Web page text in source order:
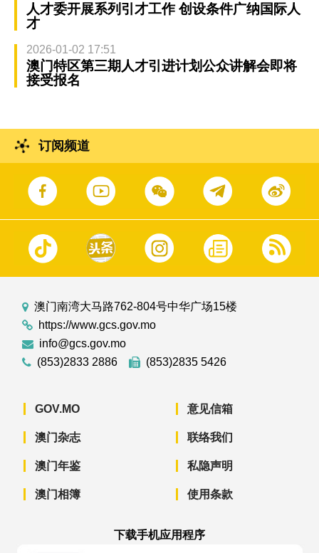
人才委开展系列引才工作 创设条件广纳国际人
才
2026-01-02 17:51
澳门特区第三期人才引进计划公众讲解会即将
接受报名
订阅频道
澳门南湾大马路762-804号中华广场15楼
https://www.gcs.gov.mo
info@gcs.gov.mo
(853)2833 2886
(853)2835 5426
GOV.MO
澳门杂志
澳门年鉴
澳门相簿
意见信箱
联络我们
私隐声明
使用条款
下载手机应用程序